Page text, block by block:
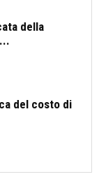
della
del costo di